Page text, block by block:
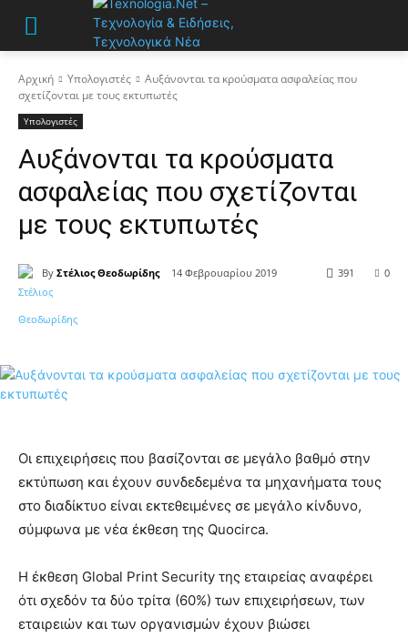
Αρχική Υπολογιστές
Αυξάνονται τα κρούσματα ασφαλείας που
σχετίζονται με τους εκτυπωτές
Υπολογιστές
Αυξάνονται τα κρούσματα
ασφαλείας που σχετίζονται
με τους εκτυπωτές
By Στέλιος Θεοδωρίδης 14 Φεβρουαρίου 2019 0
391
Οι επιχειρήσεις που βασίζονται σε μεγάλο βαθμό στην
εκτύπωση και έχουν συνδεδεμένα τα μηχανήματα τους
στο διαδίκτυο είναι εκτεθειμένες σε μεγάλο κίνδυνο,
σύμφωνα με νέα έκθεση της Quocirca.
Η έκθεση Global Print Security της εταιρείας αναφέρει
ότι σχεδόν τα δύο τρίτα (60%) των επιχειρήσεων, των
εταιρειών και των οργανισμών έχουν βιώσει